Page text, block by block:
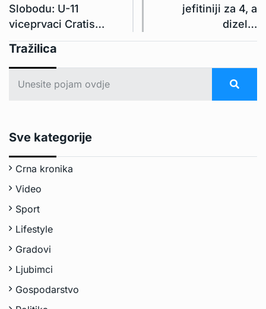
Slobodu: U-11
viceprvaci Cratis…
jefitiniji za 4, a
dizel…
Tražilica
Sve kategorije
Crna kronika
Video
Sport
Lifestyle
Gradovi
Ljubimci
Gospodarstvo